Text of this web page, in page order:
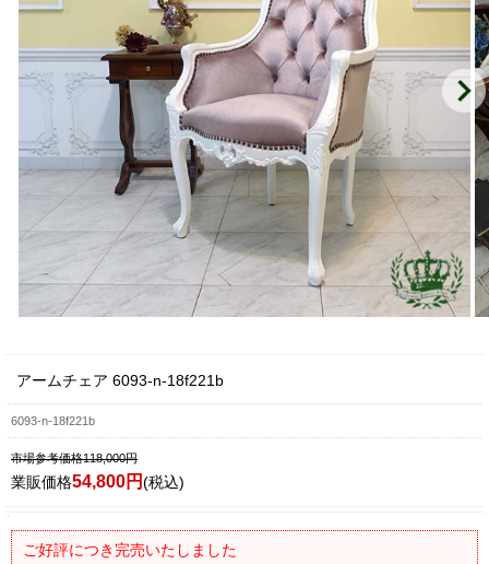
アームチェア 6093-n-18f221b
6093-n-18f221b
市場参考価格118,000円
業販価格54,800円(税込)
ご好評につき完売いたしました